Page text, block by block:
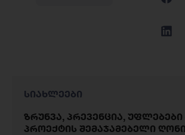
სიახლეები
ზრუნვა, პრევენცია, უფლებები
პროექტის შემაჯამებელი